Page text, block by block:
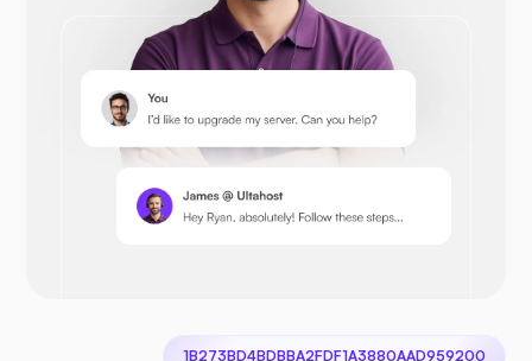
اوپن‌کارت
1B273BD4BDBBA2FDF1A3880AAD959200